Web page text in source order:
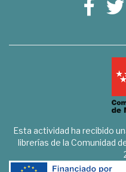
Esta actividad ha recibido
librerías de la Comunidad